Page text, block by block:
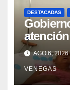
DESTACADAS
con
AGO 6, 2026
VENEGAS